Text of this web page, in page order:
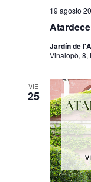
19 agosto
Jardín de
Vinalopò, 8,
VIE
25